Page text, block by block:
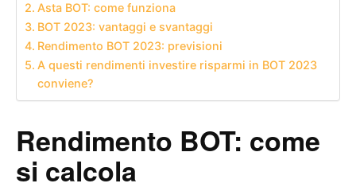
Asta BOT: come funziona
BOT 2023: vantaggi e svantaggi
Rendimento BOT 2023: previsioni
A questi rendimenti investire risparmi in BOT 2023
conviene?
Rendimento BOT: come
si calcola